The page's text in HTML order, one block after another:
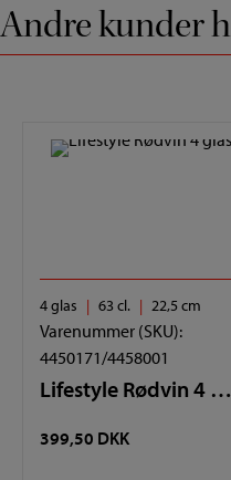
Andre kunder
4 glas 63 cl. 22,5 cm
Varenummer (SKU):
4450171/4458001
Lifestyle Rødvin 4 glas
399,50 DKK